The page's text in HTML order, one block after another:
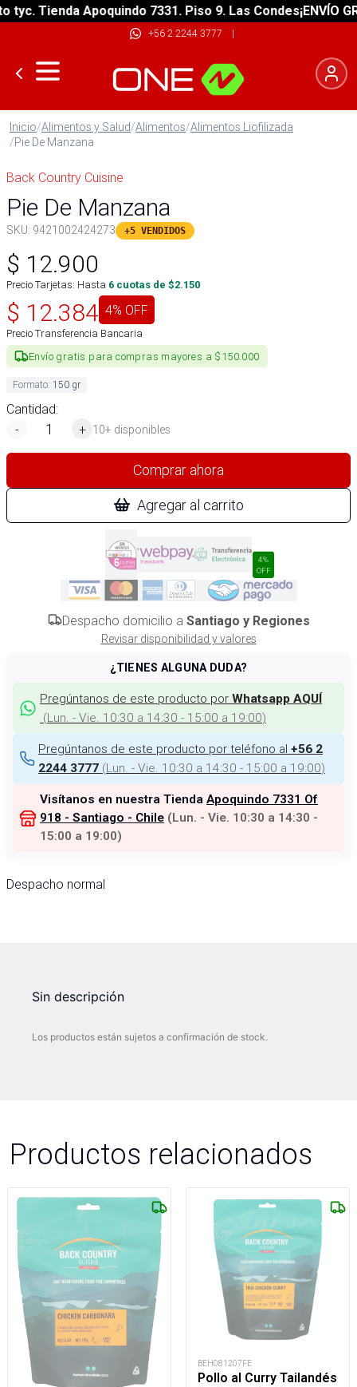
Tienda Apoquindo 7331. Piso 9. Las Condes¡ENVÍO
+56 2 2244 3777 |
Inicio/Alimentos y Salud/Alimentos/Alimentos Liofilizada
/Pie De Manzana
Back Country Cuisine
Pie De Manzana
SKU: 9421002424273 +5 VENDIDOS
$ 12.900
Precio Tarjetas: Hasta 6 cuotas de $2.150
$ 12.384 4% OFF
Precio Transferencia Bancaria
Envío gratis para compras mayores a $150.000
Formato: 150 gr
Cantidad:
-
+ 10+ disponibles
Comprar ahora
Agregar al carrito
4%
OFF
Despacho domicilio a Santiago y Regiones
Revisar disponibilidad y valores
¿TIENES ALGUNA DUDA?
Pregúntanos de este producto por Whatsapp AQUÍ
(Lun. - Vie. 10:30 a 14:30 - 15:00 a 19:00)
Pregúntanos de este producto por teléfono al +56 2
2244 3777 (Lun. - Vie. 10:30 a 14:30 - 15:00 a 19:00)
Visítanos en nuestra Tienda Apoquindo 7331 Of
918 - Santiago - Chile (Lun. - Vie. 10:30 a 14:30 -
15:00 a 19:00)
Despacho normal
Sin descripción
Los productos están sujetos a confirmación de stock.
Productos relacionados
BEH081207FE
Pollo al Curry Tailandés